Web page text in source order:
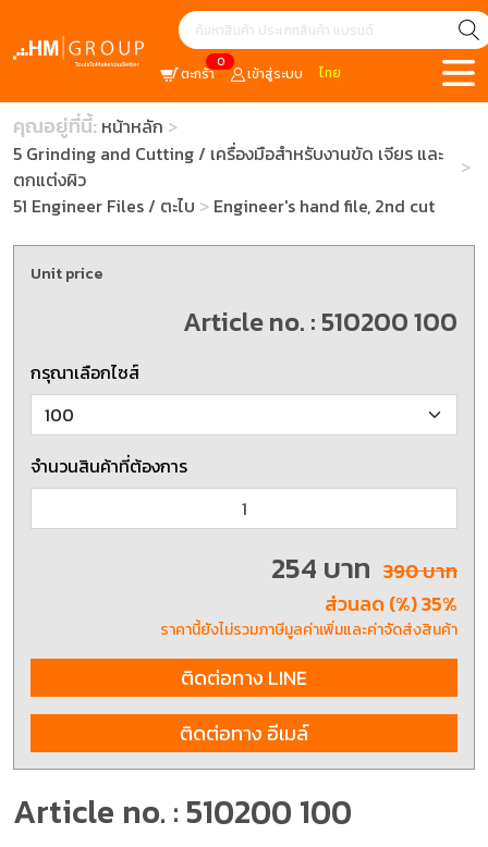
0
ตะกร้า เข้าสู่ระบบ ไทย
คุณอยู่ที่นี้: หน้าหลัก
5 Grinding and Cutting / เครื่องมือสำหรับงานขัด เจียร และ
ตกแต่งผิว
51 Engineer Files / ตะไบ
Engineer's hand file, 2nd cut
Article no. : 510200 100
Unit price
Article no. : 510200 100
กรุณาเลือกไซส์
จำนวนสินค้าที่ต้องการ
254 บาท 390 บาท
ส่วนลด (%) 35%
ราคานี้ยังไม่รวมภาษีมูลค่าเพิ่มและค่าจัดส่งสินค้า
ติดต่อทาง LINE
ติดต่อทาง อีเมล์